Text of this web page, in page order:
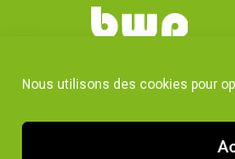
Nous utilisons des cookies pour